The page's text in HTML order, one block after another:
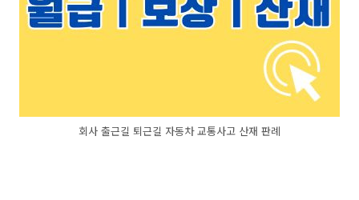
회사 출근길 퇴근길 자동차 교통사고 산재 판례